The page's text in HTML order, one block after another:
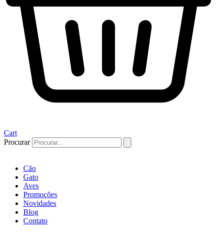
Cart
Procurar
Cão
Gato
Aves
Promoções
Novidades
Blog
Contato